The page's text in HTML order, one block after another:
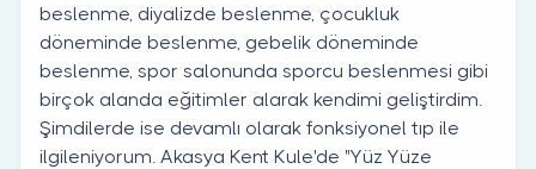
beslenme, diyalizde beslenme, çocukluk
döneminde beslenme, gebelik döneminde
beslenme, spor salonunda sporcu beslenmesi gibi
birçok alanda eğitimler alarak kendimi geliştirdim.
Şimdilerde ise devamlı olarak fonksiyonel tıp ile
ilgileniyorum. Akasya Kent Kule'de "Yüz Yüze